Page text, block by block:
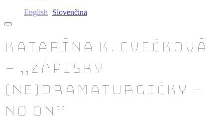
English
Slovenčina
Katarína K. Cvečková
– „Zápisky
(ne)dramaturgičky –
NO ON“